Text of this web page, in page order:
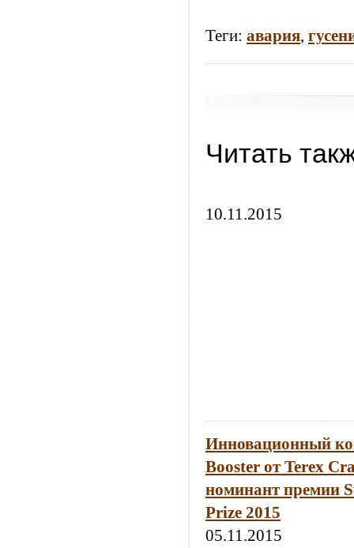
Теги: авария,
Читать
10.11.2015
Инновационный
Booster от Terex
номинант премии
Prize 2015
05.11.2015